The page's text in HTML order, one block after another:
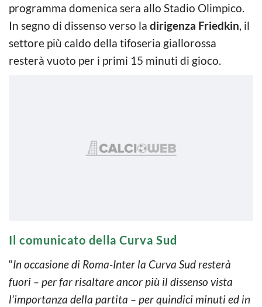
programma domenica sera allo Stadio Olimpico.
In segno di dissenso verso la dirigenza Friedkin, il
settore più caldo della tifoseria giallorossa
resterà vuoto per i primi 15 minuti di gioco.
Il comunicato della Curva Sud
“In occasione di Roma-Inter la Curva Sud resterà
fuori – per far risaltare ancor più il dissenso vista
l’importanza della partita – per quindici minuti ed in